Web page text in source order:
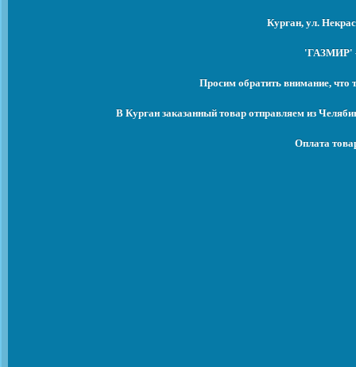
Курган, ул.
'ГАЗМИР' -
Просим обратить внимание, что
В Курган заказанный товар отправляем из
Оплата